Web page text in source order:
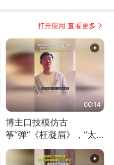
打开应用 查看更多
00:14
博主口技模仿古
筝“弹”《枉凝眉》，“太
像了～你是吃古筝长大的
吗？”“或将成为首位考级